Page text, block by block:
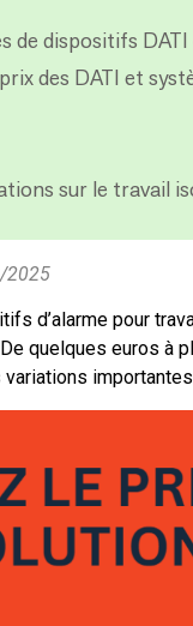
de dispositifs
des DATI et
sur le travail
2025
d’alarme pour
quelques euros à